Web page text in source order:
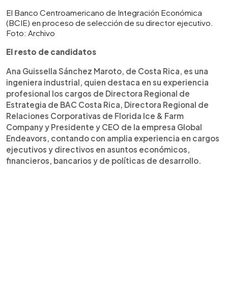
El Banco Centroamericano de Integración Económica
(BCIE) en proceso de selección de su director ejecutivo.
Foto: Archivo
El resto de candidatos
Ana Guissella Sánchez Maroto, de Costa Rica, es una
ingeniera industrial, quien destaca en su experiencia
profesional los cargos de Directora Regional de
Estrategia de BAC Costa Rica, Directora Regional de
Relaciones Corporativas de Florida Ice & Farm
Company y Presidente y CEO de la empresa Global
Endeavors, contando con amplia experiencia en cargos
ejecutivos y directivos en asuntos económicos,
financieros, bancarios y de políticas de desarrollo.